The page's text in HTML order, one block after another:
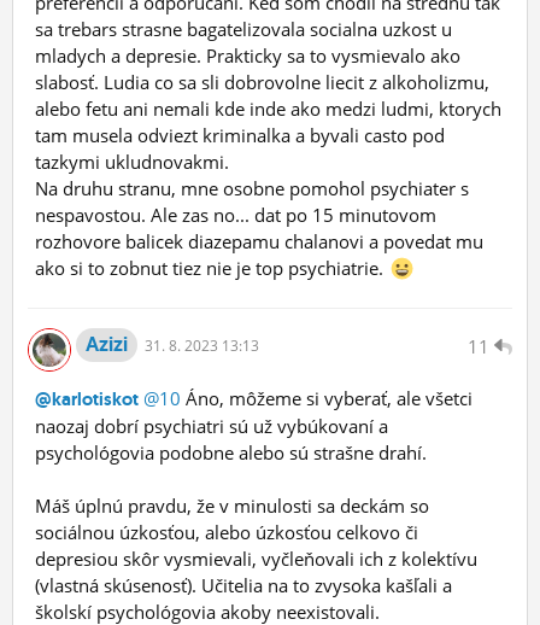
sa trebars strasne bagatelizovala socialna uzkost u
mladych a depresie. Prakticky sa to vysmievalo ako
slabosť. Ludia co sa sli dobrovolne liecit z alkoholizmu,
alebo fetu ani nemali kde inde ako medzi ludmi, ktorych
tam musela odviezt kriminalka a byvali casto pod
tazkymi ukludnovakmi.
Na druhu stranu, mne osobne pomohol psychiater s
nespavostou. Ale zas no... dat po 15 minutovom
rozhovore balicek diazepamu chalanovi a povedat mu
ako si to zobnut tiez nie je top psychiatrie.
11
Azizi 31. 8. 2023 13:13
@karlotiskot @10 Áno, môžeme si vyberať, ale všetci
naozaj dobrí psychiatri sú už vybúkovaní a
psychológovia podobne alebo sú strašne drahí.
Máš úplnú pravdu, že v minulosti sa deckám so
sociálnou úzkosťou, alebo úzkosťou celkovo či
depresiou skôr vysmievali, vyčleňovali ich z kolektívu
(vlastná skúsenosť). Učitelia na to zvysoka kašľali a
školskí psychológovia akoby neexistovali.